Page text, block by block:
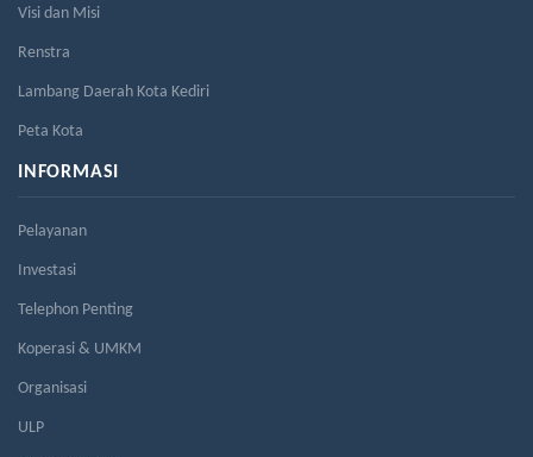
Visi dan Misi
Renstra
Lambang Daerah Kota Kediri
Peta Kota
INFORMASI
Pelayanan
Investasi
Telephon Penting
Koperasi & UMKM
Organisasi
ULP